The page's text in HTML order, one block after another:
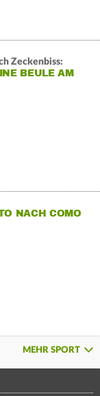
Zeckenbiss:
BEULE AM
NACH COMO
MEHR SPORT